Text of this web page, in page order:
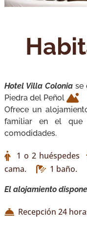
Hotel Villa Colonia se
Piedra del Peñol
Ofrece un
familiar en el que
comodidades.
1 o 2 huéspedes
cama.
1 baño.
El alojamiento
Recepción 24